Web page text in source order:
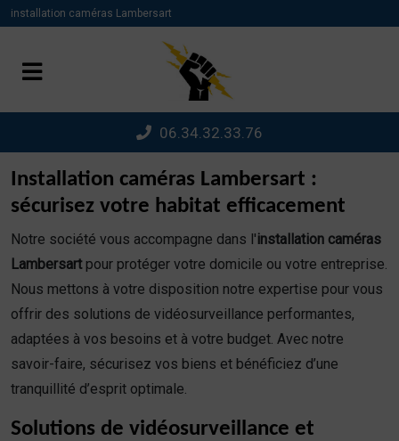
installation caméras Lambersart
06.34.32.33.76
Installation caméras Lambersart :
sécurisez votre habitat efficacement
Notre société vous accompagne dans l'installation caméras
Lambersartpour protéger votre domicile ou votre entreprise.
Nous mettons à votre disposition notre expertise pour vous
offrir des solutions de vidéosurveillance performantes,
adaptées à vos besoins et à votre budget. Avec notre
savoir-faire, sécurisez vos biens et bénéficiez d’une
tranquillité d’esprit optimale.
Solutions de vidéosurveillance et
Panneau de gestion des cookies